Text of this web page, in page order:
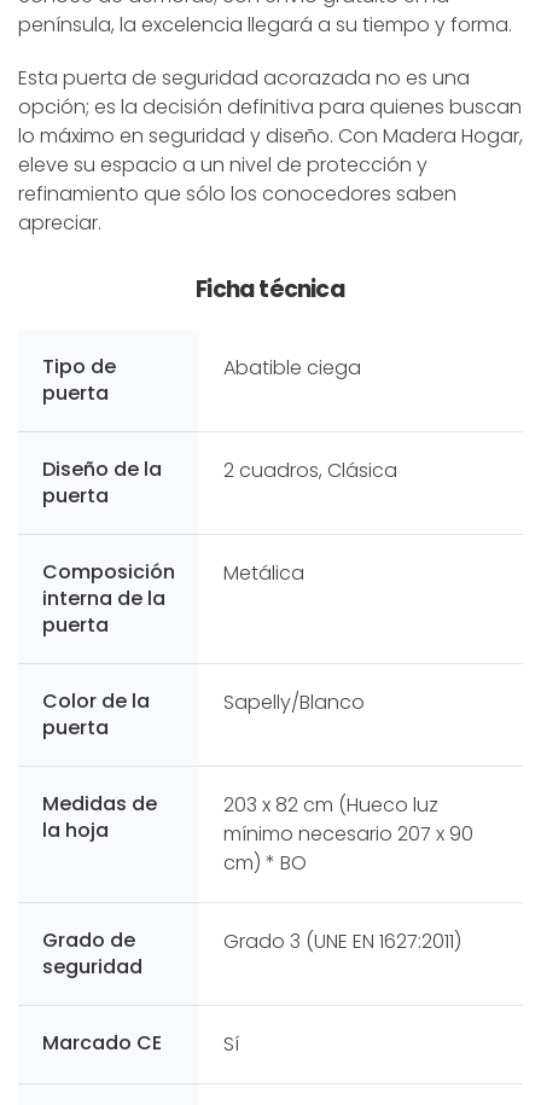
península, la excelencia llegará a su tiempo y forma.
Esta puerta de seguridad acorazada no es una
opción; es la decisión definitiva para quienes buscan
lo máximo en seguridad y diseño. Con Madera Hogar,
eleve su espacio a un nivel de protección y
refinamiento que sólo los conocedores saben
apreciar.
Ficha técnica
Tipo de
puerta
Abatible ciega
Diseño de la
puerta
2 cuadros, Clásica
Composición
interna de la
puerta
Metálica
Color de la
puerta
Sapelly/Blanco
Medidas de
la hoja
203 x 82 cm (Hueco luz
mínimo necesario 207 x 90
cm) * BO
Grado de
seguridad
Grado 3 (UNE EN 1627:2011)
Marcado CE Sí